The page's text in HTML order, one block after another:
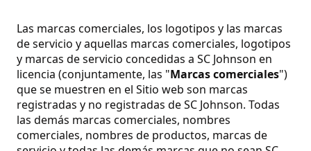
Las marcas comerciales, los logotipos y las marcas
de servicio y aquellas marcas comerciales, logotipos
y marcas de servicio concedidas a SC Johnson en
licencia (conjuntamente, las "Marcas comerciales")
que se muestren en el Sitio web son marcas
registradas y no registradas de SC Johnson. Todas
las demás marcas comerciales, nombres
comerciales, nombres de productos, marcas de